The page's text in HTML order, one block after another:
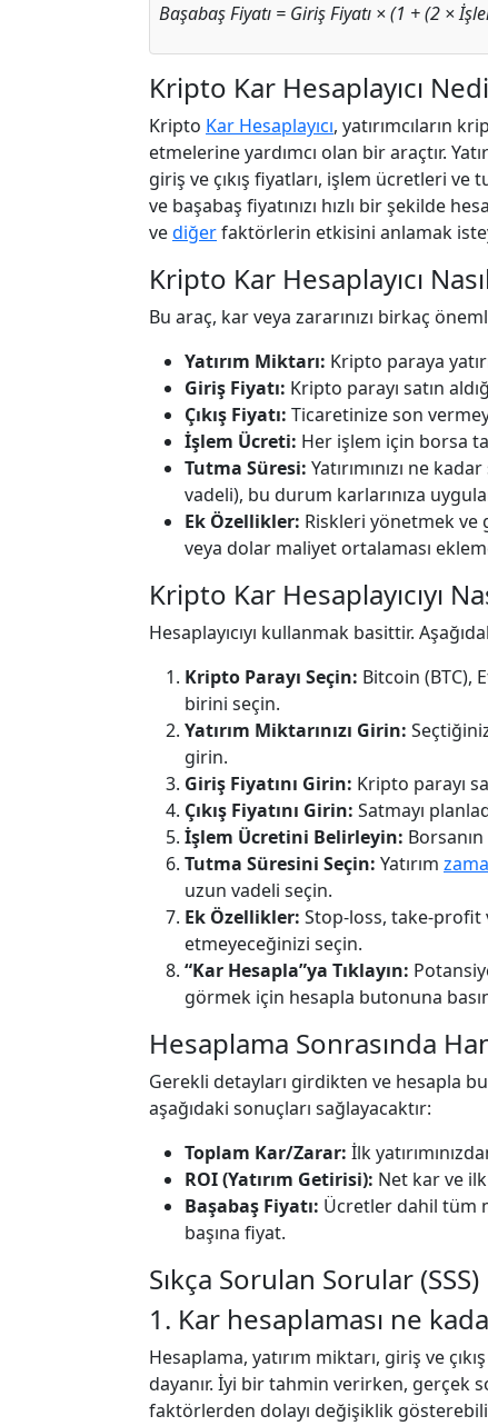
Başabaş Fiyatı = Giriş Fiyatı × (1 + (2 ×
Kripto Kar Hesaplayıcı
Kripto Kar Hesaplayıcı, yatırımcıların
etmelerine yardımcı olan bir araçtır.
giriş ve çıkış fiyatları, işlem ücretleri ve
ve başabaş fiyatınızı hızlı bir şekilde
vediğerfaktörlerin etkisini anlamak
Kripto Kar Hesaplayıcı
Bu araç, kar veya zararınızı birkaç
Yatırım Miktarı: Kripto paraya
Giriş Fiyatı: Kripto parayı satın
Çıkış Fiyatı: Ticaretinize son
İşlem Ücreti: Her işlem için borsa
Tutma Süresi: Yatırımınızı ne
vadeli), bu durum karlarınıza
Ek Özellikler: Riskleri yönetmek
veya dolar maliyet ortalaması
Kripto Kar Hesaplayıcıyı
Hesaplayıcıyı kullanmak basittir.
Kripto Parayı Seçin: Bitcoin (BTC),
birini seçin.
Yatırım Miktarınızı Girin:
girin.
Giriş Fiyatını Girin: Kripto parayı
Çıkış Fiyatını Girin: Satmayı
İşlem Ücretini Belirleyin:
Tutma Süresini Seçin: Yatırım
uzun vadeli seçin.
Ek Özellikler: Stop-loss, take-profit
etmeyeceğinizi seçin.
“Kar Hesapla”ya Tıklayın:
görmek için hesapla butonuna
Hesaplama Sonrasında
Gerekli detayları girdikten ve hesapla
aşağıdaki sonuçları sağlayacaktır:
Toplam Kar/Zarar: İlk
ROI (Yatırım Getirisi): Net kar ve ilk
Başabaş Fiyatı: Ücretler dahil tüm
başına fiyat.
Sıkça Sorulan Sorular (SSS)
1. Kar hesaplaması ne
Hesaplama, yatırım miktarı, giriş ve
dayanır. İyi bir tahmin verirken, gerçek
faktörlerden dolayı değişiklik